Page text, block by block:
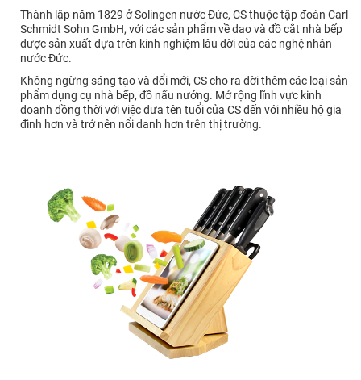
Thành lập năm 1829 ở Solingen nước Đức, CS thuộc tập đoàn Carl
Schmidt Sohn GmbH, với các sản phẩm về dao và đồ cắt nhà bếp
được sản xuất dựa trên kinh nghiệm lâu đời của các nghệ nhân
nước Đức.
Không ngừng sáng tạo và đổi mới, CS cho ra đời thêm các loại sản
phẩm dụng cụ nhà bếp, đồ nấu nướng. Mở rộng lĩnh vực kinh
doanh đồng thời với việc đưa tên tuổi của CS đến với nhiều hộ gia
đình hơn và trở nên nổi danh hơn trên thị trường.